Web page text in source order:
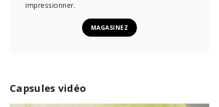
Capsules vidéo
impressionner.
MAGASINEZ